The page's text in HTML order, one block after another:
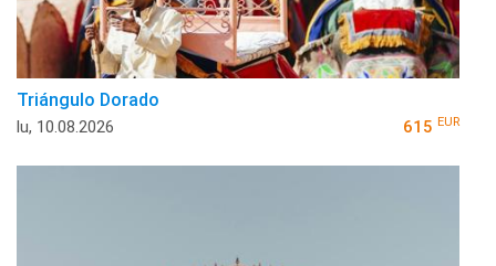
Triángulo Dorado
lu, 10.08.2026 615 EUR